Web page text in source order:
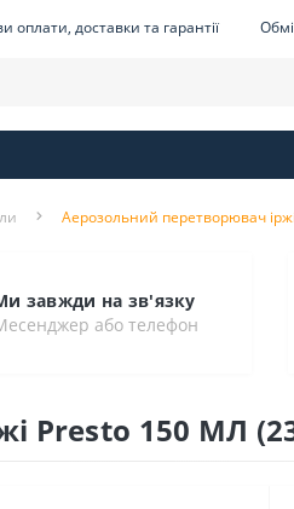
оплати, доставки та гарантії
Аерозольний перетворювач
завжди на зв'язку
або телефон
Presto 150 МЛ